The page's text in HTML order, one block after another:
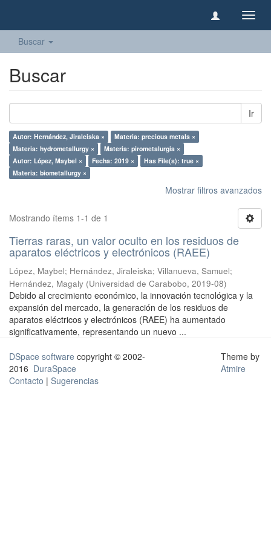
Buscar
Buscar
Ir
Autor: Hernández, Jiraleiska ×
Materia: precious metals ×
Materia: hydrometallurgy ×
Materia: pirometalurgia ×
Autor: López, Maybel ×
Fecha: 2019 ×
Has File(s): true ×
Materia: biometallurgy ×
Mostrar filtros avanzados
Mostrando ítems 1-1 de 1
Tierras raras, un valor oculto en los residuos de
aparatos eléctricos y electrónicos (RAEE)
López, Maybel; Hernández, Jiraleiska; Villanueva, Samuel;
Hernández, Magaly (Universidad de Carabobo, 2019-08)
Debido al crecimiento económico, la innovación tecnológica y la
expansión del mercado, la generación de los residuos de
aparatos eléctricos y electrónicos (RAEE) ha aumentado
significativamente, representando un nuevo ...
DSpace software copyright © 2002-
2016 DuraSpace
Contacto | Sugerencias
Theme by
Atmire